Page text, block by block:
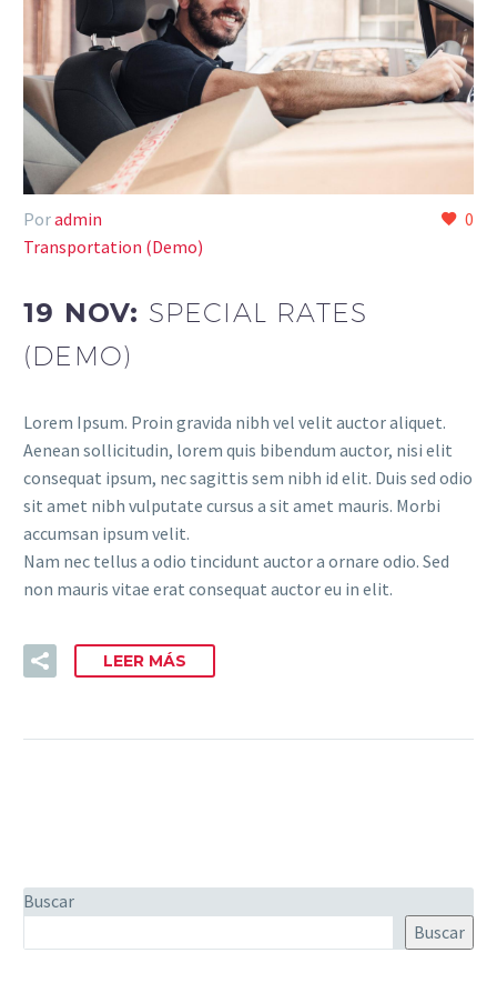
0
Poradmin
Transportation (Demo)
19 NOV: SPECIAL RATES
(DEMO)
Lorem Ipsum. Proin gravida nibh vel velit auctor aliquet.
Aenean sollicitudin, lorem quis bibendum auctor, nisi elit
consequat ipsum, nec sagittis sem nibh id elit. Duis sed odio
sit amet nibh vulputate cursus a sit amet mauris. Morbi
accumsan ipsum velit.
Nam nec tellus a odio tincidunt auctor a ornare odio. Sed
non mauris vitae erat consequat auctor eu in elit.
LEER MÁS
Buscar
Buscar